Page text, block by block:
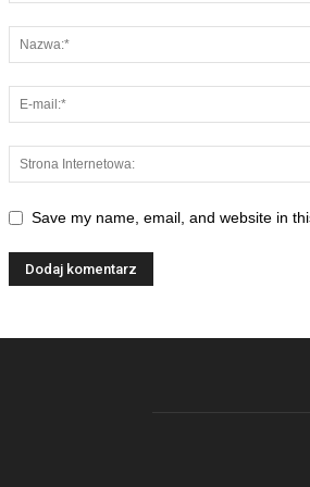
Save my name, email, and website in